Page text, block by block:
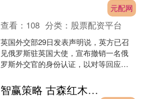
元配网
查看： 108 分类： 股票配资平台
英国外交部29日发表声明说，英方已召
见俄罗斯驻英国大使，宣布撤销一名俄
罗斯外交官的身份认证，以对等回应俄
说，英方强烈谴责俄罗斯....智赢策略 古森红木雕琢东方美学,在实用与艺术间传承千年木魂_家具_黄檀_荣誉